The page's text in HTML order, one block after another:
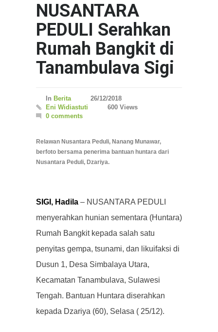
NUSANTARA
PEDULI Serahkan
Rumah Bangkit di
Tanambulava Sigi
In Berita
26/12/2018
Eni Widiastuti
600 Views
0 comments
Relawan Nusantara Peduli, Nanang Munawar,
berfoto bersama penerima bantuan huntara dari
Nusantara Peduli, Dzariya.
SIGI, Hadila – NUSANTARA PEDULI
menyerahkan hunian sementara (Huntara)
Rumah Bangkit kepada salah satu
penyitas gempa, tsunami, dan likuifaksi di
Dusun 1, Desa Simbalaya Utara,
Kecamatan Tanambulava, Sulawesi
Tengah. Bantuan Huntara diserahkan
kepada Dzariya (60), Selasa ( 25/12).